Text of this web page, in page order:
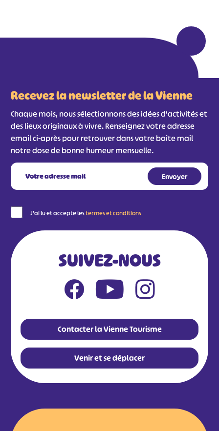
Recevez la newsletter de la Vienne
Chaque mois, nous sélectionnons des idées d'activités et
des lieux originaux à vivre. Renseignez votre adresse
email ci-après pour retrouver dans votre boîte mail
notre dose de bonne humeur mensuelle.
J'ai lu et accepte lestermes et conditions
SUIVEZ-NOUS
Contacter la Vienne Tourisme
Venir et se déplacer
#